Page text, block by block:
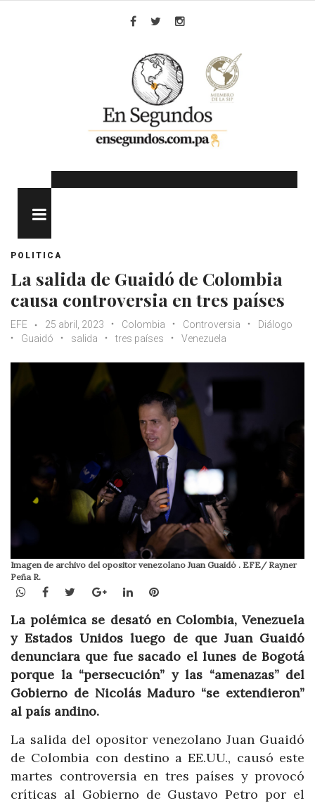
POLITICA
La salida de Guaidó de Colombia
causa controversia en tres países
EFE 25 abril, 2023 Colombia Controversia
Diálogo
Guaidó
salida tres países Venezuela
Imagen de archivo del opositor venezolano Juan Guaidó . EFE/ Rayner
Peña R.
WhatsApp
Facebook
TwitterGoogle+LinkedInPinterest
La polémica se desató en Colombia, Venezuela
y Estados Unidos luego de que Juan Guaidó
denunciara que fue sacado el lunes de Bogotá
porque la “persecución” y las “amenazas” del
Gobierno de Nicolás Maduro “se extendieron”
al país andino.
La salida del opositor venezolano Juan Guaidó
de Colombia con destino a EE.UU., causó este
martes controversia en tres países y provocó
críticas al Gobierno de Gustavo Petro por el